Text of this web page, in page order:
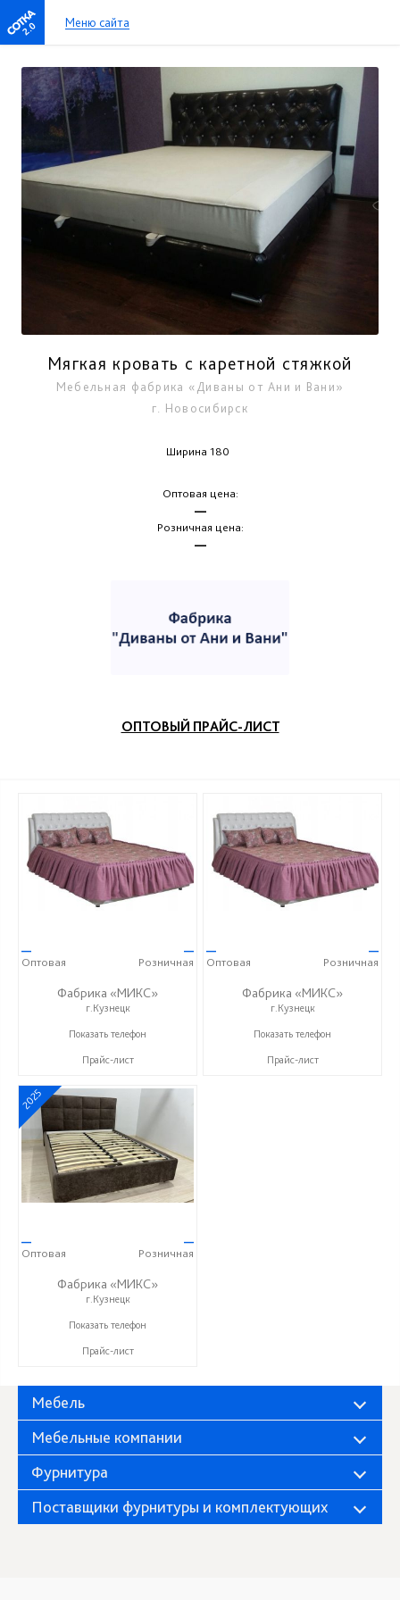
2.0 Меню сайта
Мягкая кровать с каретной стяжкой
Мебельная фабрика «Диваны от Ани и Вани»
г. Новосибирск
Ширина 180
Оптовая цена:
—
Розничная цена:
—
ОПТОВЫЙ ПРАЙС-ЛИСТ
—
Оптовая
—
Розничная
Фабрика «МИКС»
г.Кузнецк
+7 (937) 423-36-37
Показать телефон
Прайс-лист
—
Оптовая
—
Розничная
Фабрика «МИКС»
г.Кузнецк
+7 (937) 423-36-37
Показать телефон
Прайс-лист
2025
—
Оптовая
—
Розничная
Фабрика «МИКС»
г.Кузнецк
+7 (937) 423-36-37
Показать телефон
Прайс-лист
Мебель
Мебельные компании
Фурнитура
Поставщики фурнитуры и комплектующих